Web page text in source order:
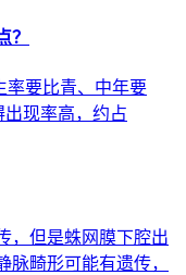
？
率要比青、中年要
出现率高，约占
，但是蛛网膜下腔出
脉畸形可能有遗传，